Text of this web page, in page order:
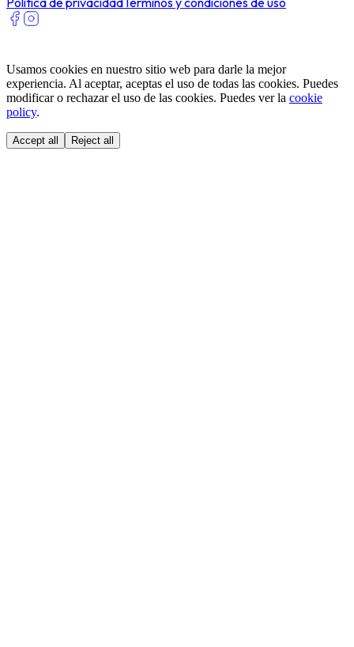
Usamos cookies en nuestro sitio web para darle la mejor
experiencia. Al aceptar, aceptas el uso de todas las cookies. Puedes
modificar o rechazar el uso de las cookies. Puedes ver la cookie
policy.
Accept all Reject all